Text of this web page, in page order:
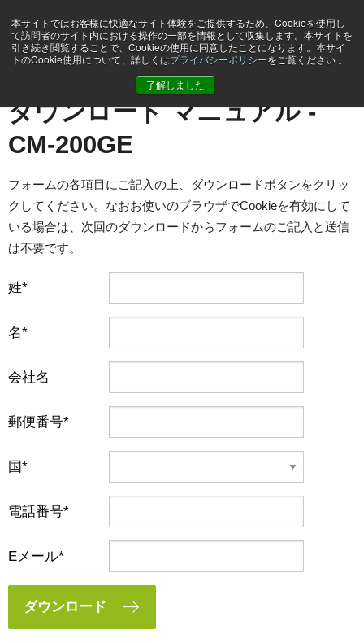
本サイトではお客様に快適なサイト体験をご提供するため、Cookieを使用し
て訪問者のサイト内における操作の一部を情報として収集します。本サイトを
引き続き閲覧することで、Cookieの使用に同意したことになります。本サイ
トのCookie使用について、詳しくはプライバシーポリシーをご覧ください 。
了解しました
マニュアル - CM-200GE
ダウンロード マニュアル -
CM-200GE
フォームの各項目にご記入の上、ダウンロードボタンをクリッ
クしてください。なおお使いのブラウザでCookieを有効にして
いる場合は、次回のダウンロードからフォームのご記入と送信
は不要です。
姓
名
会社名
郵便番号
国
電話番号
Eメール
ダウンロード